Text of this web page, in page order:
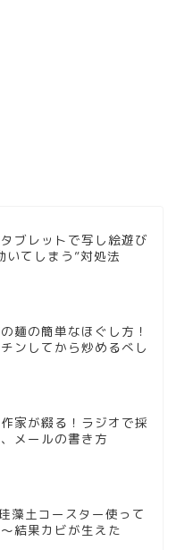
ブレットで写し絵遊び
いてしまう”対処法
麺の簡単なほぐし方！
ンしてから炒めるべし
家が綴る！ラジオで採
メールの書き方
藻土コースター使って
結果カビが生えた